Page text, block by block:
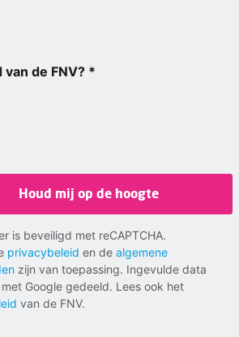
van de FNV? *
is beveiligd met reCAPTCHA.
privacybeleid en de algemene
zijn van toepassing. Ingevulde data
Google gedeeld. Lees ook het
van de FNV.
Houd mij op de hoogte